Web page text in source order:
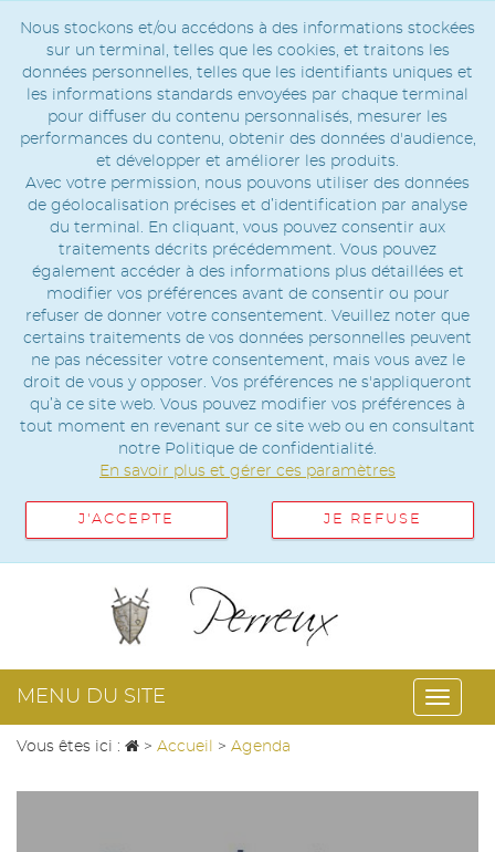
Nous stockons et/ou accédons à des informations stockées
sur un terminal, telles que les cookies, et traitons les
données personnelles, telles que les identifiants uniques et
les informations standards envoyées par chaque terminal
pour diffuser du contenu personnalisés, mesurer les
performances du contenu, obtenir des données d'audience,
et développer et améliorer les produits.
Avec votre permission, nous pouvons utiliser des données
de géolocalisation précises et d’identification par analyse
du terminal. En cliquant, vous pouvez consentir aux
traitements décrits précédemment. Vous pouvez
également accéder à des informations plus détaillées et
modifier vos préférences avant de consentir ou pour
refuser de donner votre consentement. Veuillez noter que
certains traitements de vos données personnelles peuvent
ne pas nécessiter votre consentement, mais vous avez le
droit de vous y opposer. Vos préférences ne s'appliqueront
qu’à ce site web. Vous pouvez modifier vos préférences à
tout moment en revenant sur ce site web ou en consultant
notre Politique de confidentialité.
En savoir plus et gérer ces paramètres
J'ACCEPTE JE REFUSE
MENU DU SITE
Vous êtes ici : > Accueil > Agenda